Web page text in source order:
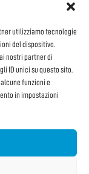
utilizziamo tecnologie
del dispositivo.
nostri partner di
ID unici su questo sito.
funzioni e
in impostazioni